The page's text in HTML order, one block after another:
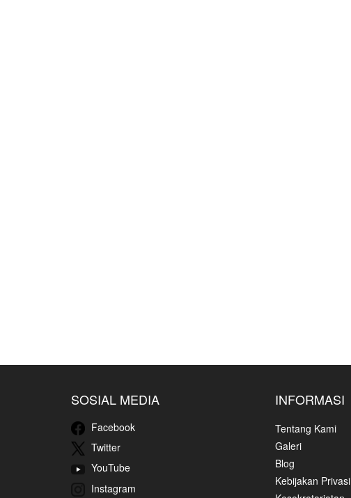
SOSIAL MEDIA
Facebook
Twitter
YouTube
Instagram
INFORMASI
Tentang Kami
Galeri
Blog
Kebijakan Privasi